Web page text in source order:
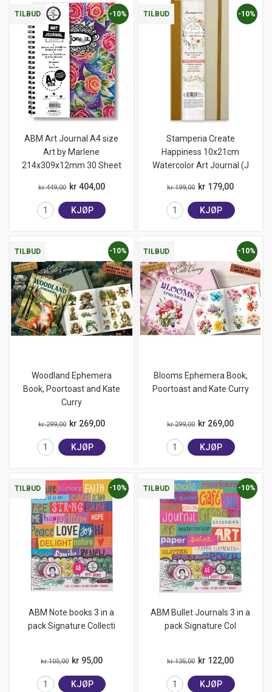
TILBUD
ABM Art Journal A4 size
Art by Marlene
214x309x12mm 30 Sheet
-10%
kr 449,00 kr 404,00
KJØP
TILBUD
Stamperia Create
Happiness 10x21cm
Watercolor Art Journal (J
-10%
kr 199,00 kr 179,00
KJØP
TILBUD
Woodland Ephemera
Book, Poortoast and Kate
Curry
-10%
kr 299,00 kr 269,00
KJØP
TILBUD
Blooms Ephemera Book,
Poortoast and Kate Curry
-10%
kr 299,00 kr 269,00
KJØP
TILBUD
ABM Note books 3 in a
pack Signature Collecti
-10%
kr 105,00 kr 95,00
KJØP
TILBUD
ABM Bullet Journals 3 in a
pack Signature Col
-10%
kr 135,00 kr 122,00
KJØP